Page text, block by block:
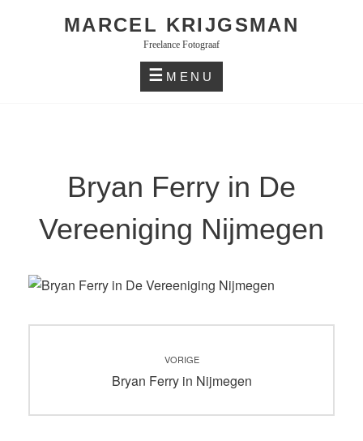
MARCEL KRIJGSMAN
Freelance Fotograaf
MENU
Bryan Ferry in De
Vereeniging Nijmegen
navigatie
VORIGE
Vorig
Bryan Ferry in Nijmegen